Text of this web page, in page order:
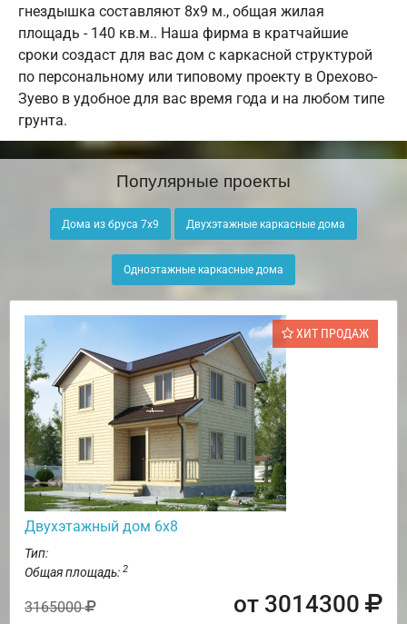
гнездышка составляют 8х9 м., общая жилая
площадь - 140 кв.м.. Наша фирма в кратчайшие
сроки создаст для вас дом с каркасной структурой
по персональному или типовому проекту в Орехово-
Зуево в удобное для вас время года и на любом типе
грунта.
Популярные проекты
Дома из бруса 7х9 Двухэтажные каркасные дома
Одноэтажные каркасные дома
ХИТ ПРОДАЖ
Двухэтажный дом 6х8
Тип:
Общая площадь: 2
3165000 от 3014300